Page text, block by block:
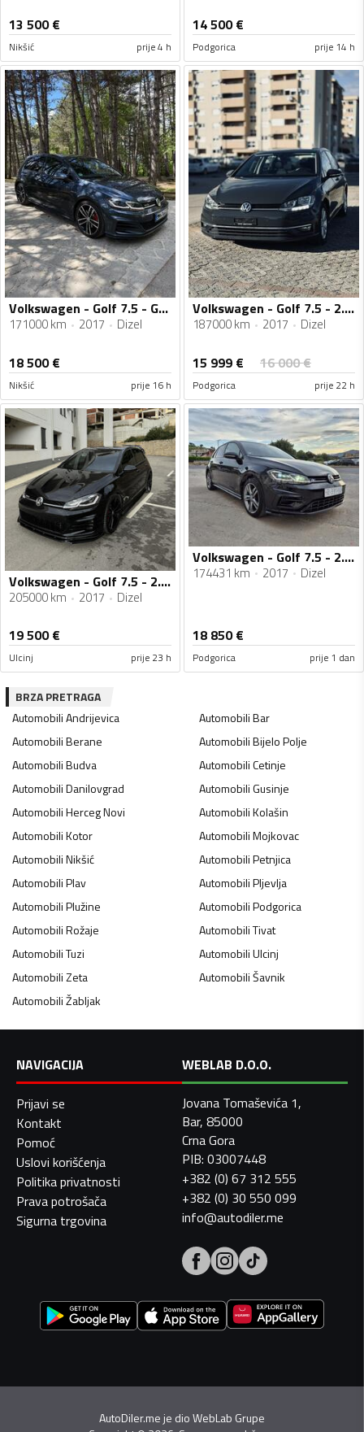
13 500€
Nikšić prije 4 h
14 500€
Podgorica prije 14 h
Volkswagen - Golf 7.5 - GTD
171000 km 2017 Dizel
18 500€
Nikšić prije 16 h
Volkswagen - Golf 7.5 - 2.0TDI, VELIKI SERVIS, KAMERA, VIRTUELNA TABLA, 4X4, REGISTROVAN GOD.
187000 km 2017 Dizel
15 999 € 16 000€
Podgorica prije 22 h
Volkswagen - Golf 7.5 - 2.0tdi
205000 km 2017 Dizel
19 500€
Ulcinj prije 23 h
Volkswagen - Golf 7.5 - 2.0 tdi
174431 km 2017 Dizel
18 850€
Podgorica prije 1 dan
BRZA PRETRAGA
AutomobiliAndrijevica AutomobiliBar
AutomobiliBerane AutomobiliBijelo Polje
AutomobiliBudva AutomobiliCetinje
AutomobiliDanilovgrad AutomobiliGusinje
AutomobiliHerceg Novi AutomobiliKolašin
AutomobiliKotor AutomobiliMojkovac
AutomobiliNikšić AutomobiliPetnjica
AutomobiliPlav AutomobiliPljevlja
AutomobiliPlužine AutomobiliPodgorica
AutomobiliRožaje AutomobiliTivat
AutomobiliTuzi AutomobiliUlcinj
AutomobiliZeta AutomobiliŠavnik
AutomobiliŽabljak
NAVIGACIJA
Prijavi se
Kontakt
Pomoć
Uslovi korišćenja
Politika privatnosti
Prava potrošača
Sigurna trgovina
WEBLAB D.O.O.
Jovana Tomaševića 1,
Bar, 85000
Crna Gora
PIB: 03007448
+382 (0) 67 312 555
+382 (0) 30 550 099
info@autodiler.me
AutoDiler.me je dioWebLab Grupe